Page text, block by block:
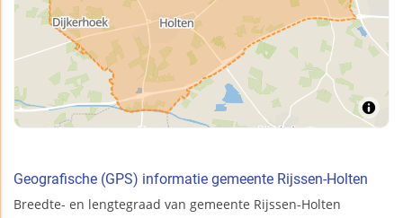
Geografische (GPS) informatie gemeente Rijssen-Holten
Breedte- en lengtegraad van gemeente Rijssen-Holten